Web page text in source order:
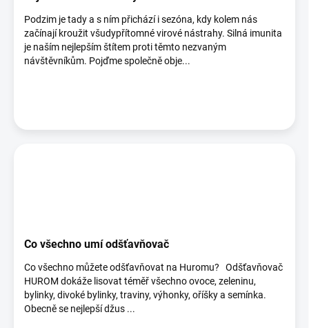
Podzim je tady a s ním přichází i sezóna, kdy kolem nás
začínají kroužit všudypřítomné virové nástrahy. Silná imunita
je naším nejlepším štítem proti těmto nezvaným
návštěvníkům. Pojďme společně obje...
Co všechno umí odšťavňovač
Co všechno můžete odšťavňovat na Huromu? Odšťavňovač
HUROM dokáže lisovat téměř všechno ovoce, zeleninu,
bylinky, divoké bylinky, traviny, výhonky, oříšky a semínka.
Obecně se nejlepší džus ...